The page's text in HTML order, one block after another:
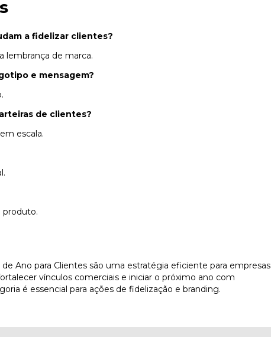
a fidelizar clientes?
lembrança de marca.
e mensagem?
de clientes?
escala.
produto.
Ano para Clientes são uma estratégia eficiente para empresas
vínculos comerciais e iniciar o próximo ano com
é essencial para ações de fidelização e branding.